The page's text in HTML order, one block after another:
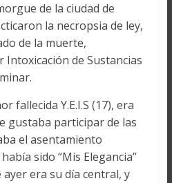
de la ciudad de
la necropsia de ley,
de la muerte,
Intoxicación de Sustancias
fallecida Y.E.I.S (17), era
gustaba participar de las
el asentamiento
sido “Mis Elegancia”
era su día central, y